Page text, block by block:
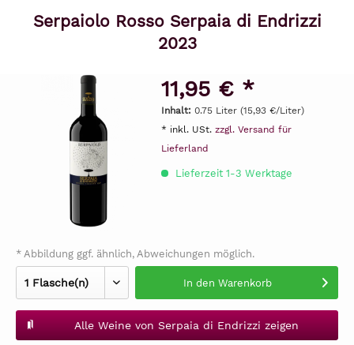
Serpaiolo Rosso Serpaia di Endrizzi
2023
11,95 € *
Inhalt: 0.75 Liter (15,93 €/Liter)
* inkl. USt. zzgl. Versand für
Lieferland
Lieferzeit 1-3 Werktage
* Abbildung ggf. ähnlich, Abweichungen möglich.
In den Warenkorb
Alle Weine von Serpaia di Endrizzi zeigen